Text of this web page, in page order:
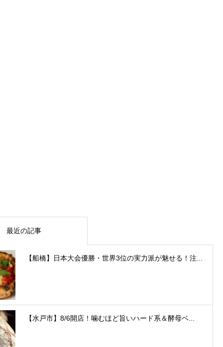
最近の記事
【船橋】日本大会優勝・世界3位の実力派が魅せる！注...
【水戸市】8/6開店！噛むほど旨いハード系＆酵母ベ...